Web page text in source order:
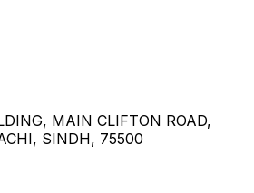
MAIN CLIFTON ROAD,
SINDH, 75500